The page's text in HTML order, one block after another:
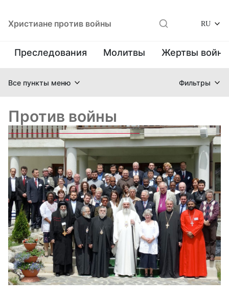
Христиане против войны RU
Преследования Молитвы Жертвы
Все пункты меню Фильтры
Против войны